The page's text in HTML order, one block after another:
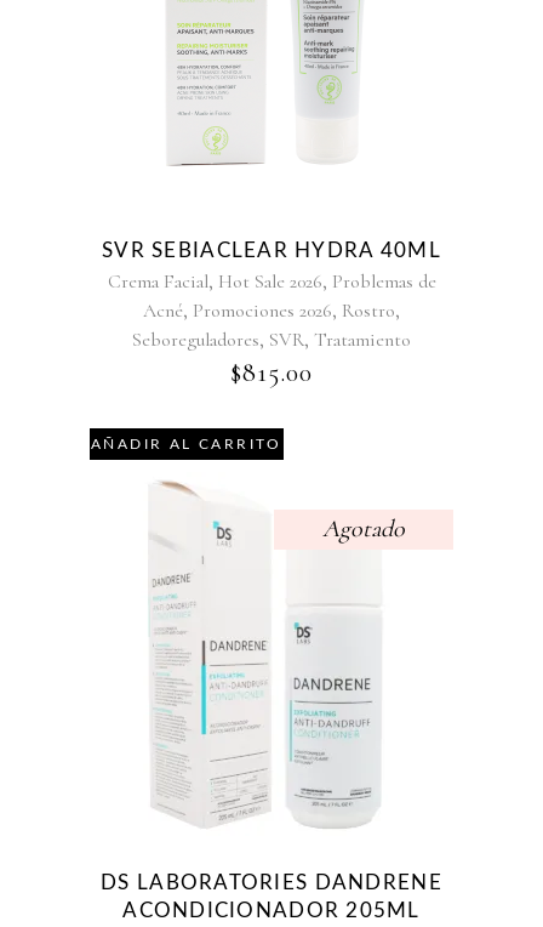
SVR SEBIACLEAR HYDRA 40ML
Crema Facial, Hot Sale 2026, Problemas de
Acné, Promociones 2026, Rostro,
Seboreguladores, SVR, Tratamiento
$815.00
AÑADIR AL CARRITO
Agotado
DS LABORATORIES DANDRENE
ACONDICIONADOR 205ML